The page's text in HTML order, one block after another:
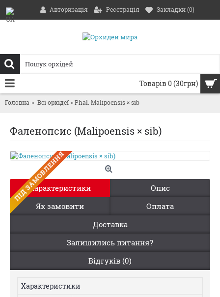
Авторизація Реєстрація Закладки (0)
Товарів 0 (30грн)
Головна Всі орхідеї Phal. Malipoensis × sib
Фаленопсис (Malipoensis × sib)
ПIД ЗАМОВЛЕННЯ
Характеристики
Опис
Як замовити
Оплата
Доставка
Залишились питання?
Відгуків (0)
Характеристики